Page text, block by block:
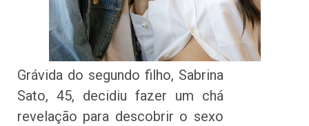
Grávida do segundo filho, Sabrina
Sato, 45, decidiu fazer um chá
revelação para descobrir o sexo